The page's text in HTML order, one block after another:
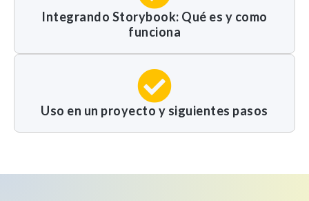
Integrando Storybook: Qué es y como
funciona
Uso en un proyecto y siguientes pasos